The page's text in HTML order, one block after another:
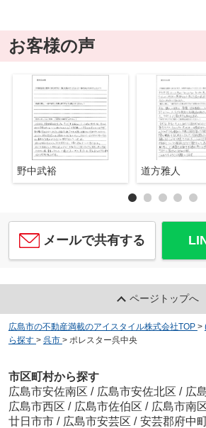
お客様の声
野中武裕 道方雅人
メールで共有する
ページトップへ
広島市の不動産満載のアイスタイル株式会社TOP >
ら探す > 呉市 > ポレスター呉中央
市区町村から探す
広島市安佐南区 / 広島市安佐北区 / 広
広島市西区 / 広島市佐伯区 / 広島市南
廿日市市 / 広島市安芸区 / 安芸郡府中